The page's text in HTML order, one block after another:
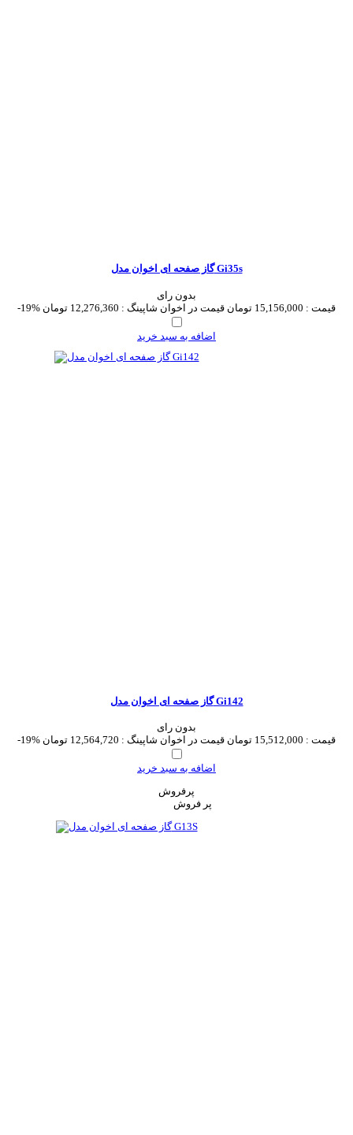
گاز صفحه ای اخوان مدل Gi35s
بدون رای
-19%
قیمت : 15,156,000 تومان قیمت در اخوان شاپینگ : 12,276,360 تومان
اضافه به سبد خرید
گاز صفحه ای اخوان مدل Gi142
بدون رای
-19%
قیمت : 15,512,000 تومان قیمت در اخوان شاپینگ : 12,564,720 تومان
اضافه به سبد خرید
پرفروش